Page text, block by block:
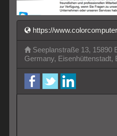
https://
Seeplanstraße 13, 15890
Germany, Eisenhüttenstadt,
facebook
twitter